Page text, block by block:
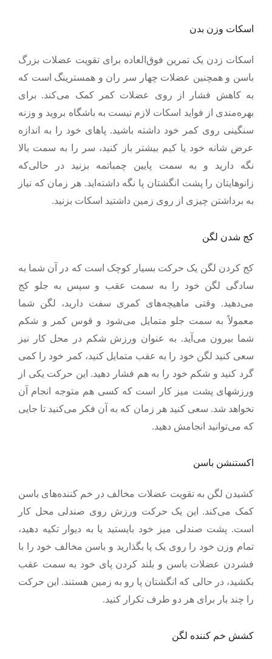
اسکات وزن بدن
اسکات زدن یک تمرین فوق‌العاده برای تقویت عضلات بزرگ
باسن و همچنین عضلات چهار سر ران و همسترینگ است که
به کاهش فشار از روی عضلات کمر کمک می‌کند. برای
بهره‌مندی از فواید اسکات لازم نیست به باشگاه بروید و وزنه
سنگینی روی کمر خود داشته باشید. پاهای خود را به اندازه
عرض شانه خود یا کیم بیشتر باز کنید، سر را به سمت بالا
نگه دارید و به سمت پایین چمباتمه بزنید در حالی‌که
زانوهایتان را پشت انگشتان پا نگه داشته‌اید. هر زمان که نیاز
به برداشتن چیزی از روی زمین داشتید اسکات بزنید.
کج شدن لگن
کج کردن لگن یک حرکت بسیار کوچک است که در آن شما به
سادگی لگن خود را به سمت عقب و سپس به جلو کج
می‌دهید. وقتی ماهیچههای کمری سفت دارید، لگن شما
معمولاً به سمت جلو متمایل می‌شود و قوس کمر و شکم
شما بیرون می‌آید. به عنوان ورزش شکم در محل کار نیز
سعی کنید لگن خود را به عقب متمایل کنید، کمر خود را کمی
گرد کنید و شکم خود را به هم فشار دهید. این حرکت یکی از
ورزشهای پشت میز کار است که کسی هم متوجه انجام آن
نخواهد شد. سعی کنید هر زمان که به آن فکر می‌کنید تا جایی
که می‌توانید انجامش دهید.
اکستنشن باسن
کشیدن لگن به تقویت عضلات مخالف در خم کننده‌های باسن
کمک می‌کند. این یک حرکت ورزش روی صندلی محل کار
است. پشت صندلی میز خود بایستید یا به دیوار تکیه دهید،
تمام وزن خود را روی یک پا بگذارید و باسن مخالف خود را با
فشردن عضلات باسن و بلند کردن پای خود به سمت عقب
بکشید، در حالی که انگشتان پا رو به زمین هستند. این حرکت
را چند بار برای هر دو طرف تکرار کنید.
کشش خم کننده لگن